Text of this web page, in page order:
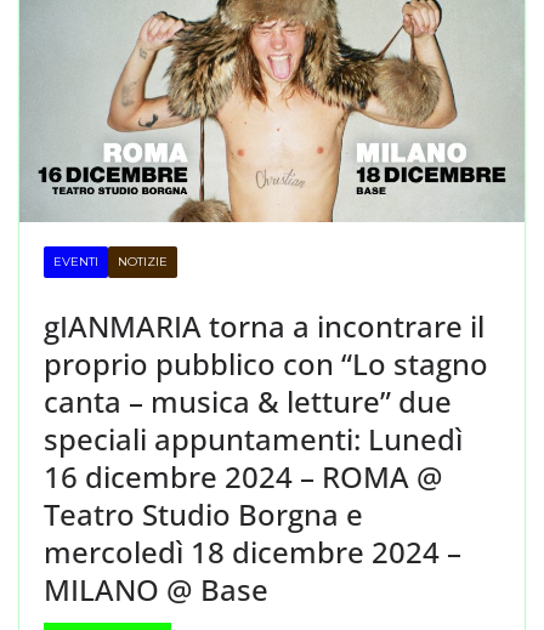
EVENTI NOTIZIE
gIANMARIA torna a incontrare il
proprio pubblico con “Lo stagno
canta – musica & letture” due
speciali appuntamenti: Lunedì
16 dicembre 2024 – ROMA @
Teatro Studio Borgna e
mercoledì 18 dicembre 2024 –
MILANO @ Base